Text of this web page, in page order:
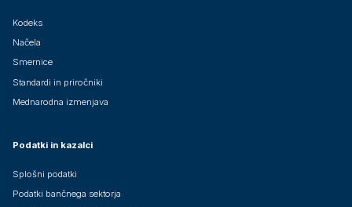
Kodeks
Načela
Smernice
Standardi in priročniki
Mednarodna izmenjava
Podatki in kazalci
Splošni podatki
Podatki bančnega sektorja